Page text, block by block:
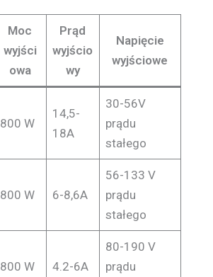
Moc
wyjści
owa
Prąd
wyjścio
wy
Napięcie
wyjściowe
800 W
14,5-
18A
30-56V
prądu
stałego
800 W 6-8,6A
56-133 V
prądu
stałego
800 W 4.2-6A
80-190 V
prądu